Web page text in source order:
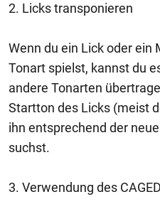
2. Licks transponieren
Wenn du ein Lick oder ein
Tonart spielst, kannst du
andere Tonarten
Startton des Licks (meist
ihn entsprechend der
suchst.
3. Verwendung des